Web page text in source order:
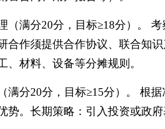
（满分20分，目标≥18分）。
合作须提供合作协议、联合知
、材料、设备等分摊规则。
满分20分，目标≥15分）。 根
势。长期策略：引入投资或政